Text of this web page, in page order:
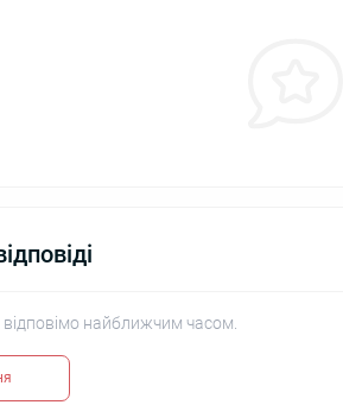
найближчим часом.